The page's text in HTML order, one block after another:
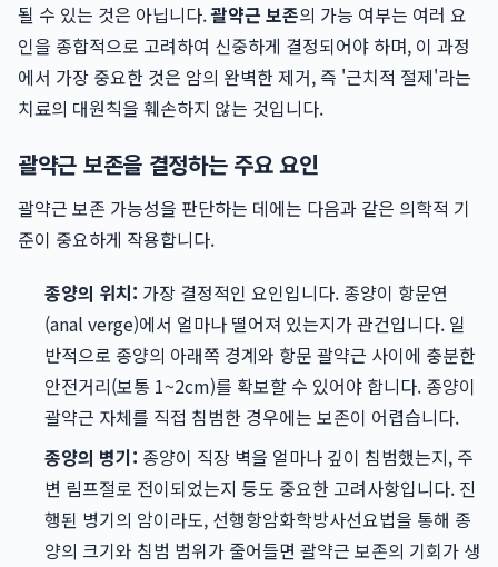
될 수 있는 것은 아닙니다.괄약근 보존의 가능 여부는 여러 요
인을 종합적으로 고려하여 신중하게 결정되어야 하며, 이 과정
에서 가장 중요한 것은 암의 완벽한 제거, 즉 '근치적 절제'라는
치료의 대원칙을 훼손하지 않는 것입니다.
괄약근 보존을 결정하는 주요 요인
괄약근 보존 가능성을 판단하는 데에는 다음과 같은 의학적 기
준이 중요하게 작용합니다.
종양의 위치: 가장 결정적인 요인입니다. 종양이 항문연
(anal verge)에서 얼마나 떨어져 있는지가 관건입니다. 일
반적으로 종양의 아래쪽 경계와 항문 괄약근 사이에 충분한
안전거리(보통 1~2cm)를 확보할 수 있어야 합니다. 종양이
괄약근 자체를 직접 침범한 경우에는 보존이 어렵습니다.
종양의 병기: 종양이 직장 벽을 얼마나 깊이 침범했는지, 주
변 림프절로 전이되었는지 등도 중요한 고려사항입니다. 진
행된 병기의 암이라도, 선행항암화학방사선요법을 통해 종
양의 크기와 침범 범위가 줄어들면 괄약근 보존의 기회가 생